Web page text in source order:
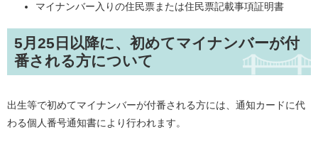
マイナンバー入りの住民票または住民票記載事項証明書
5月25日以降に、初めてマイナンバーが付
番される方について
出生等で初めてマイナンバーが付番される方には、通知カードに代
わる個人番号通知書により行われます。